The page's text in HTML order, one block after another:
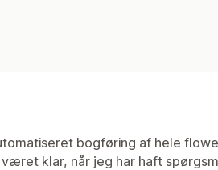
bogføring af hele
klar, når jeg har haft